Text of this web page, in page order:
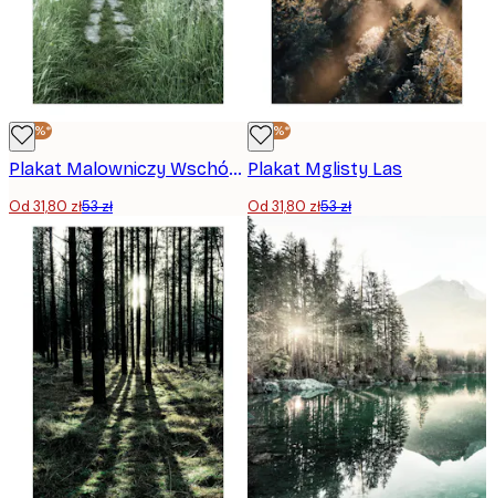
-40%*
Plakat Malowniczy Wschód Słońca
Od 31,80 zł53 zł
-40%*
Plakat Mglisty Las
Od 31,80 zł53 zł